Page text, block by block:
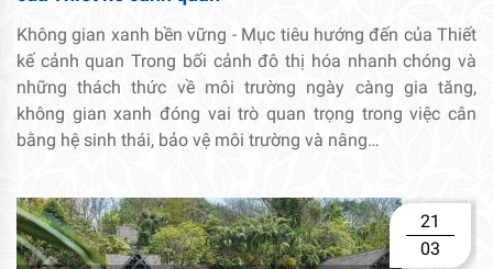
Không gian xanh bền vững - Mục tiêu hướng đến của Thiết
kế cảnh quan Trong bối cảnh đô thị hóa nhanh chóng và
những thách thức về môi trường ngày càng gia tăng,
không gian xanh đóng vai trò quan trọng trong việc cân
bằng hệ sinh thái, bảo vệ môi trường và nâng…
21
03